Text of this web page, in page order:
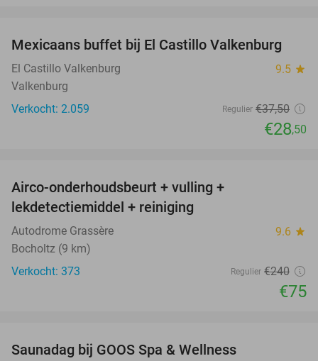
24%
Mexicaans buffet bij El Castillo Valkenburg
El Castillo Valkenburg 9.5 star
Valkenburg
Verkocht: 2.059
Regulier €37,50
€28,50
Airco-onderhoudsbeurt + vulling +
lekdetectiemiddel + reiniging
Autodrome Grassère 9.6 star
Bocholtz (9 km)
Verkocht: 373
Regulier €240
€75
Saunadag bij GOOS Spa & Wellness